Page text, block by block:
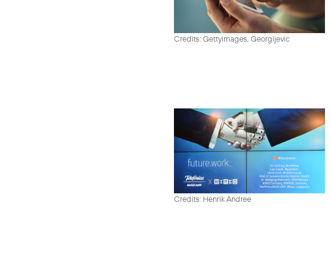
Credits: Gettyimages, Georgijevic
Credits: Henrik Andree